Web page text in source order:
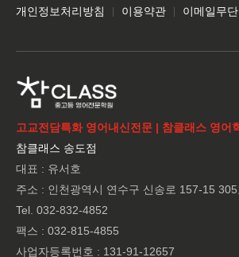
개인정보처리방침
이용약관 이메일무
고교전담특화 영어내신전문 | 참클래스 영어
참클래스 송도점
대표 : 유서호
주소 : 인천광역시 연수구 신송로 157-15
Tel. 032-832-4852
팩스 : 032-815-4855
사업자등록번호 : 131-91-12657